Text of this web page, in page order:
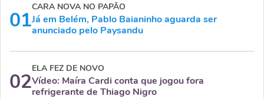
01
CARA NOVA NO PAPÃO
Já em Belém, Pablo Baianinho aguarda ser
anunciado pelo Paysandu
02
ELA FEZ DE NOVO
Vídeo: Maíra Cardi conta que jogou fora
refrigerante de Thiago Nigro